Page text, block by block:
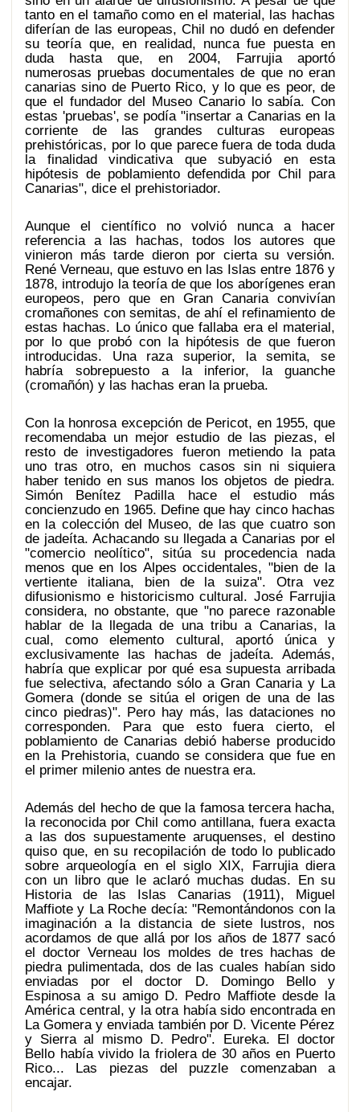
tanto en el tamaño como en el material, las hachas
diferían de las europeas, Chil no dudó en defender
su teoría que, en realidad, nunca fue puesta en
duda hasta que, en 2004, Farrujia aportó
numerosas pruebas documentales de que no eran
canarias sino de Puerto Rico, y lo que es peor, de
que el fundador del Museo Canario lo sabía. Con
estas 'pruebas', se podía "insertar a Canarias en la
corriente de las grandes culturas europeas
prehistóricas, por lo que parece fuera de toda duda
la finalidad vindicativa que subyació en esta
hipótesis de poblamiento defendida por Chil para
Canarias", dice el prehistoriador.
Aunque el científico no volvió nunca a hacer
referencia a las hachas, todos los autores que
vinieron más tarde dieron por cierta su versión.
René Verneau, que estuvo en las Islas entre 1876 y
1878, introdujo la teoría de que los aborígenes eran
europeos, pero que en Gran Canaria convivían
cromañones con semitas, de ahí el refinamiento de
estas hachas. Lo único que fallaba era el material,
por lo que probó con la hipótesis de que fueron
introducidas. Una raza superior, la semita, se
habría sobrepuesto a la inferior, la guanche
(cromañón) y las hachas eran la prueba.
Con la honrosa excepción de Pericot, en 1955, que
recomendaba un mejor estudio de las piezas, el
resto de investigadores fueron metiendo la pata
uno tras otro, en muchos casos sin ni siquiera
haber tenido en sus manos los objetos de piedra.
Simón Benítez Padilla hace el estudio más
concienzudo en 1965. Define que hay cinco hachas
en la colección del Museo, de las que cuatro son
de jadeíta. Achacando su llegada a Canarias por el
"comercio neolítico", sitúa su procedencia nada
menos que en los Alpes occidentales, "bien de la
vertiente italiana, bien de la suiza". Otra vez
difusionismo e historicismo cultural. José Farrujia
considera, no obstante, que "no parece razonable
hablar de la llegada de una tribu a Canarias, la
cual, como elemento cultural, aportó única y
exclusivamente las hachas de jadeíta. Además,
habría que explicar por qué esa supuesta arribada
fue selectiva, afectando sólo a Gran Canaria y La
Gomera (donde se sitúa el origen de una de las
cinco piedras)". Pero hay más, las dataciones no
corresponden. Para que esto fuera cierto, el
poblamiento de Canarias debió haberse producido
en la Prehistoria, cuando se considera que fue en
el primer milenio antes de nuestra era.
Además del hecho de que la famosa tercera hacha,
la reconocida por Chil como antillana, fuera exacta
a las dos supuestamente aruquenses, el destino
quiso que, en su recopilación de todo lo publicado
sobre arqueología en el siglo XIX, Farrujia diera
con un libro que le aclaró muchas dudas. En su
Historia de las Islas Canarias (1911), Miguel
Maffiote y La Roche decía: "Remontándonos con la
imaginación a la distancia de siete lustros, nos
acordamos de que allá por los años de 1877 sacó
el doctor Verneau los moldes de tres hachas de
piedra pulimentada, dos de las cuales habían sido
enviadas por el doctor D. Domingo Bello y
Espinosa a su amigo D. Pedro Maffiote desde la
América central, y la otra había sido encontrada en
La Gomera y enviada también por D. Vicente Pérez
y Sierra al mismo D. Pedro". Eureka. El doctor
Bello había vivido la friolera de 30 años en Puerto
Rico... Las piezas del puzzle comenzaban a
encajar.